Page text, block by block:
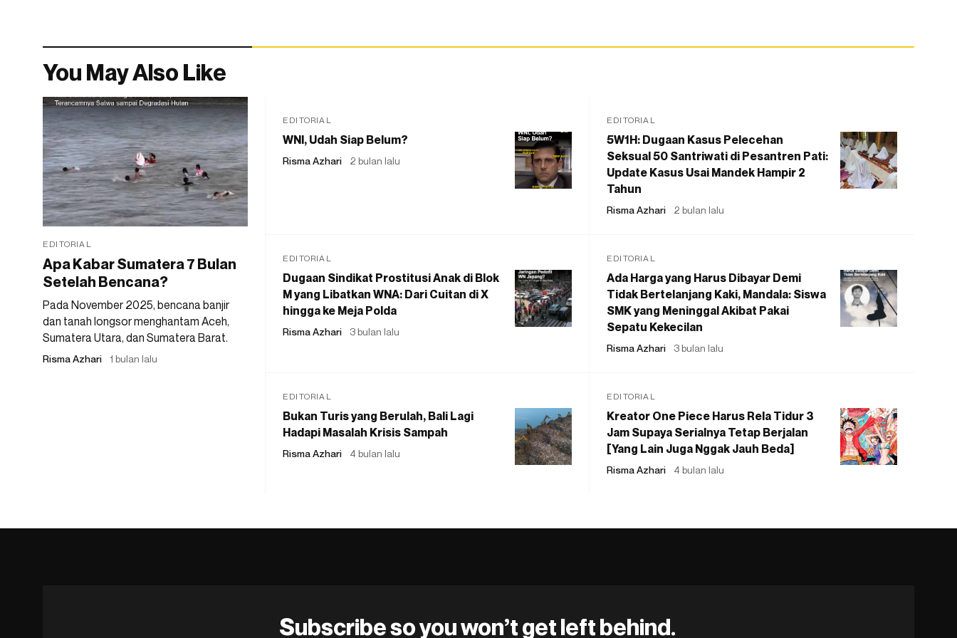
You May Also Like
EDITORIAL
Apa Kabar Sumatera 7 Bulan
Setelah Bencana?
Pada November 2025, bencana banjir
dan tanah longsor menghantam Aceh,
Sumatera Utara, dan Sumatera Barat.
Risma Azhari 1 bulan lalu
EDITORIAL
WNI, Udah Siap Belum?
Risma Azhari 2 bulan lalu
EDITORIAL
5W1H: Dugaan Kasus Pelecehan
Seksual 50 Santriwati di Pesantren Pati:
Update Kasus Usai Mandek Hampir 2
Tahun
Risma Azhari 2 bulan lalu
EDITORIAL
Dugaan Sindikat Prostitusi Anak di Blok
M yang Libatkan WNA: Dari Cuitan di X
hingga ke Meja Polda
Risma Azhari 3 bulan lalu
EDITORIAL
Ada Harga yang Harus Dibayar Demi
Tidak Bertelanjang Kaki, Mandala: Siswa
SMK yang Meninggal Akibat Pakai
Sepatu Kekecilan
Risma Azhari 3 bulan lalu
EDITORIAL
Bukan Turis yang Berulah, Bali Lagi
Hadapi Masalah Krisis Sampah
Risma Azhari 4 bulan lalu
EDITORIAL
Kreator One Piece Harus Rela Tidur 3
Jam Supaya Serialnya Tetap Berjalan
[Yang Lain Juga Nggak Jauh Beda]
Risma Azhari 4 bulan lalu
Subscribe so you won’t get left behind.